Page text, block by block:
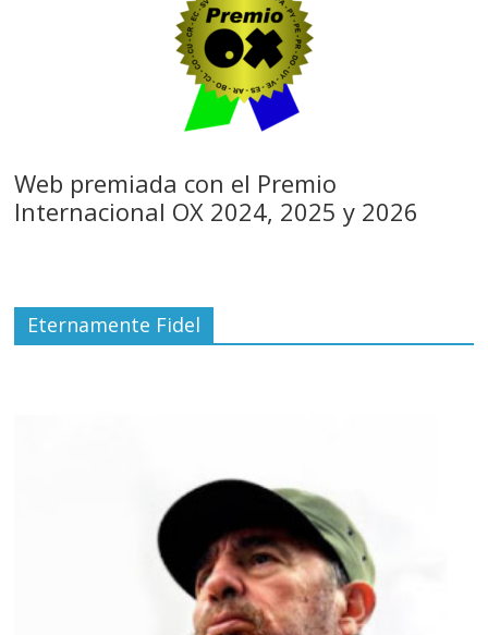
Web premiada con el Premio
Internacional OX 2024, 2025 y 2026
Eternamente Fidel